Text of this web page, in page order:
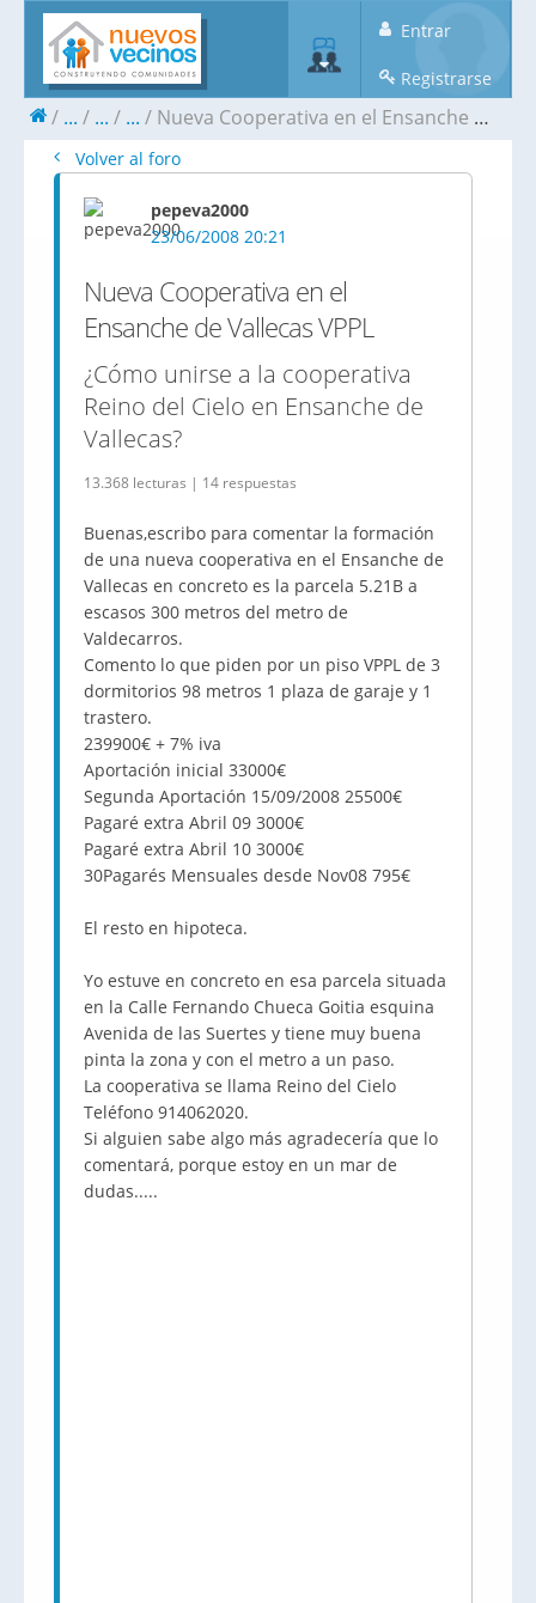
Entrar
Registrarse
... ... ... Nueva Cooperativa en el Ensanche de Vallecas VPPL
Volver al foro
pepeva2000
23/06/2008 20:21
Nueva Cooperativa en el
Ensanche de Vallecas VPPL
¿Cómo unirse a la cooperativa
Reino del Cielo en Ensanche de
Vallecas?
13.368 lecturas | 14 respuestas
Buenas,escribo para comentar la formación
de una nueva cooperativa en el Ensanche de
Vallecas en concreto es la parcela 5.21B a
escasos 300 metros del metro de
Valdecarros.
Comento lo que piden por un piso VPPL de 3
dormitorios 98 metros 1 plaza de garaje y 1
trastero.
239900€ + 7% iva
Aportación inicial 33000€
Segunda Aportación 15/09/2008 25500€
Pagaré extra Abril 09 3000€
Pagaré extra Abril 10 3000€
30Pagarés Mensuales desde Nov08 795€
El resto en hipoteca.
Yo estuve en concreto en esa parcela situada
en la Calle Fernando Chueca Goitia esquina
Avenida de las Suertes y tiene muy buena
pinta la zona y con el metro a un paso.
La cooperativa se llama Reino del Cielo
Teléfono 914062020.
Si alguien sabe algo más agradecería que lo
comentará, porque estoy en un mar de
dudas.....